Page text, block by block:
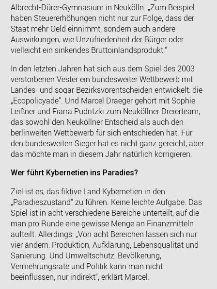
Albrecht-Dürer-Gymnasium in Neukölln. „Zum Beispiel
haben Steuererhöhungen nicht nur zur Folge, dass der
Staat mehr Geld einnimmt, sondern auch andere
Auswirkungen, wie Unzufriedenheit der Bürger oder
vielleicht ein sinkendes Bruttoinlandsprodukt.“
In den letzten Jahren hat sich aus dem Spiel des 2003
verstorbenen Vester ein bundesweiter Wettbewerb mit
Landes- und sogar Bezirksvorentscheiden entwickelt: die
„Ecopolicyade“. Und Marcel Draeger gehört mit Sophie
Leißner und Fiarra Pudritzki zum Neuköllner Dreierteam,
das sowohl den Neuköllner Entscheid als auch den
berlinweiten Wettbewerb für sich entschieden hat. Für
den bundesweiten Sieger hat es nicht ganz gereicht, aber
das möchte man in diesem Jahr natürlich korrigieren.
Wer führt Kybernetien ins Paradies?
Ziel ist es, das fiktive Land Kybernetien in den
„Paradieszustand“ zu führen. Keine leichte Aufgabe. Das
Spiel ist in acht verschiedene Bereiche unterteilt, auf die
man pro Runde eine gewisse Menge an Finanzmitteln
aufteilt. Allerdings: „Von acht Bereichen lassen sich nur
vier ändern: Produktion, Aufklärung, Lebensqualität und
Sanierung. Und Umweltschutz, Bevölkerung,
Vermehrungsrate und Politik kann man nicht
beeinflussen, nur indirekt“, erklärt Marcel.